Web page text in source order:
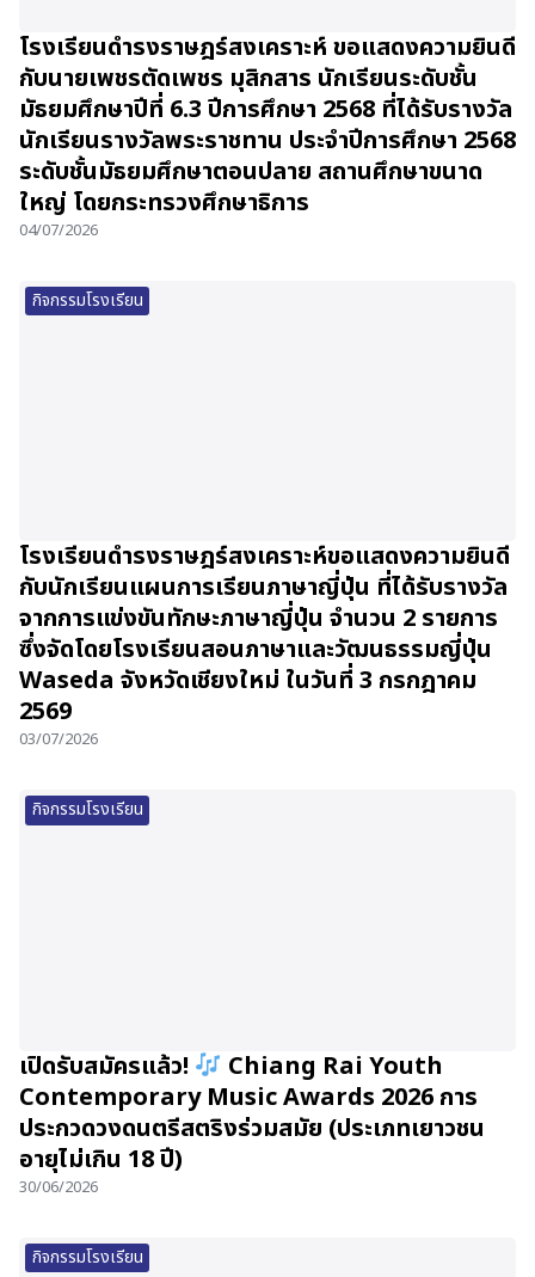
โรงเรียนดำรงราษฎร์สงเคราะห์ ขอแสดงความยินดี
กับนายเพชรตัดเพชร มุสิกสาร นักเรียนระดับชั้น
มัธยมศึกษาปีที่ 6.3 ปีการศึกษา 2568 ที่ได้รับรางวัล
นักเรียนรางวัลพระราชทาน ประจำปีการศึกษา 2568
ระดับชั้นมัธยมศึกษาตอนปลาย สถานศึกษาขนาด
ใหญ่ โดยกระทรวงศึกษาธิการ
04/07/2026
กิจกรรมโรงเรียน
โรงเรียนดำรงราษฎร์สงเคราะห์ขอแสดงความยินดี
กับนักเรียนแผนการเรียนภาษาญี่ปุ่น ที่ได้รับรางวัล
จากการแข่งขันทักษะภาษาญี่ปุ่น จำนวน 2 รายการ
ซึ่งจัดโดยโรงเรียนสอนภาษาและวัฒนธรรมญี่ปุ่น
Waseda จังหวัดเชียงใหม่ ในวันที่ 3 กรกฎาคม
2569
03/07/2026
กิจกรรมโรงเรียน
เปิดรับสมัครแล้ว!
Chiang Rai Youth
Contemporary Music Awards 2026 การ
ประกวดวงดนตรีสตริงร่วมสมัย (ประเภทเยาวชน
อายุไม่เกิน 18 ปี)
30/06/2026
กิจกรรมโรงเรียน